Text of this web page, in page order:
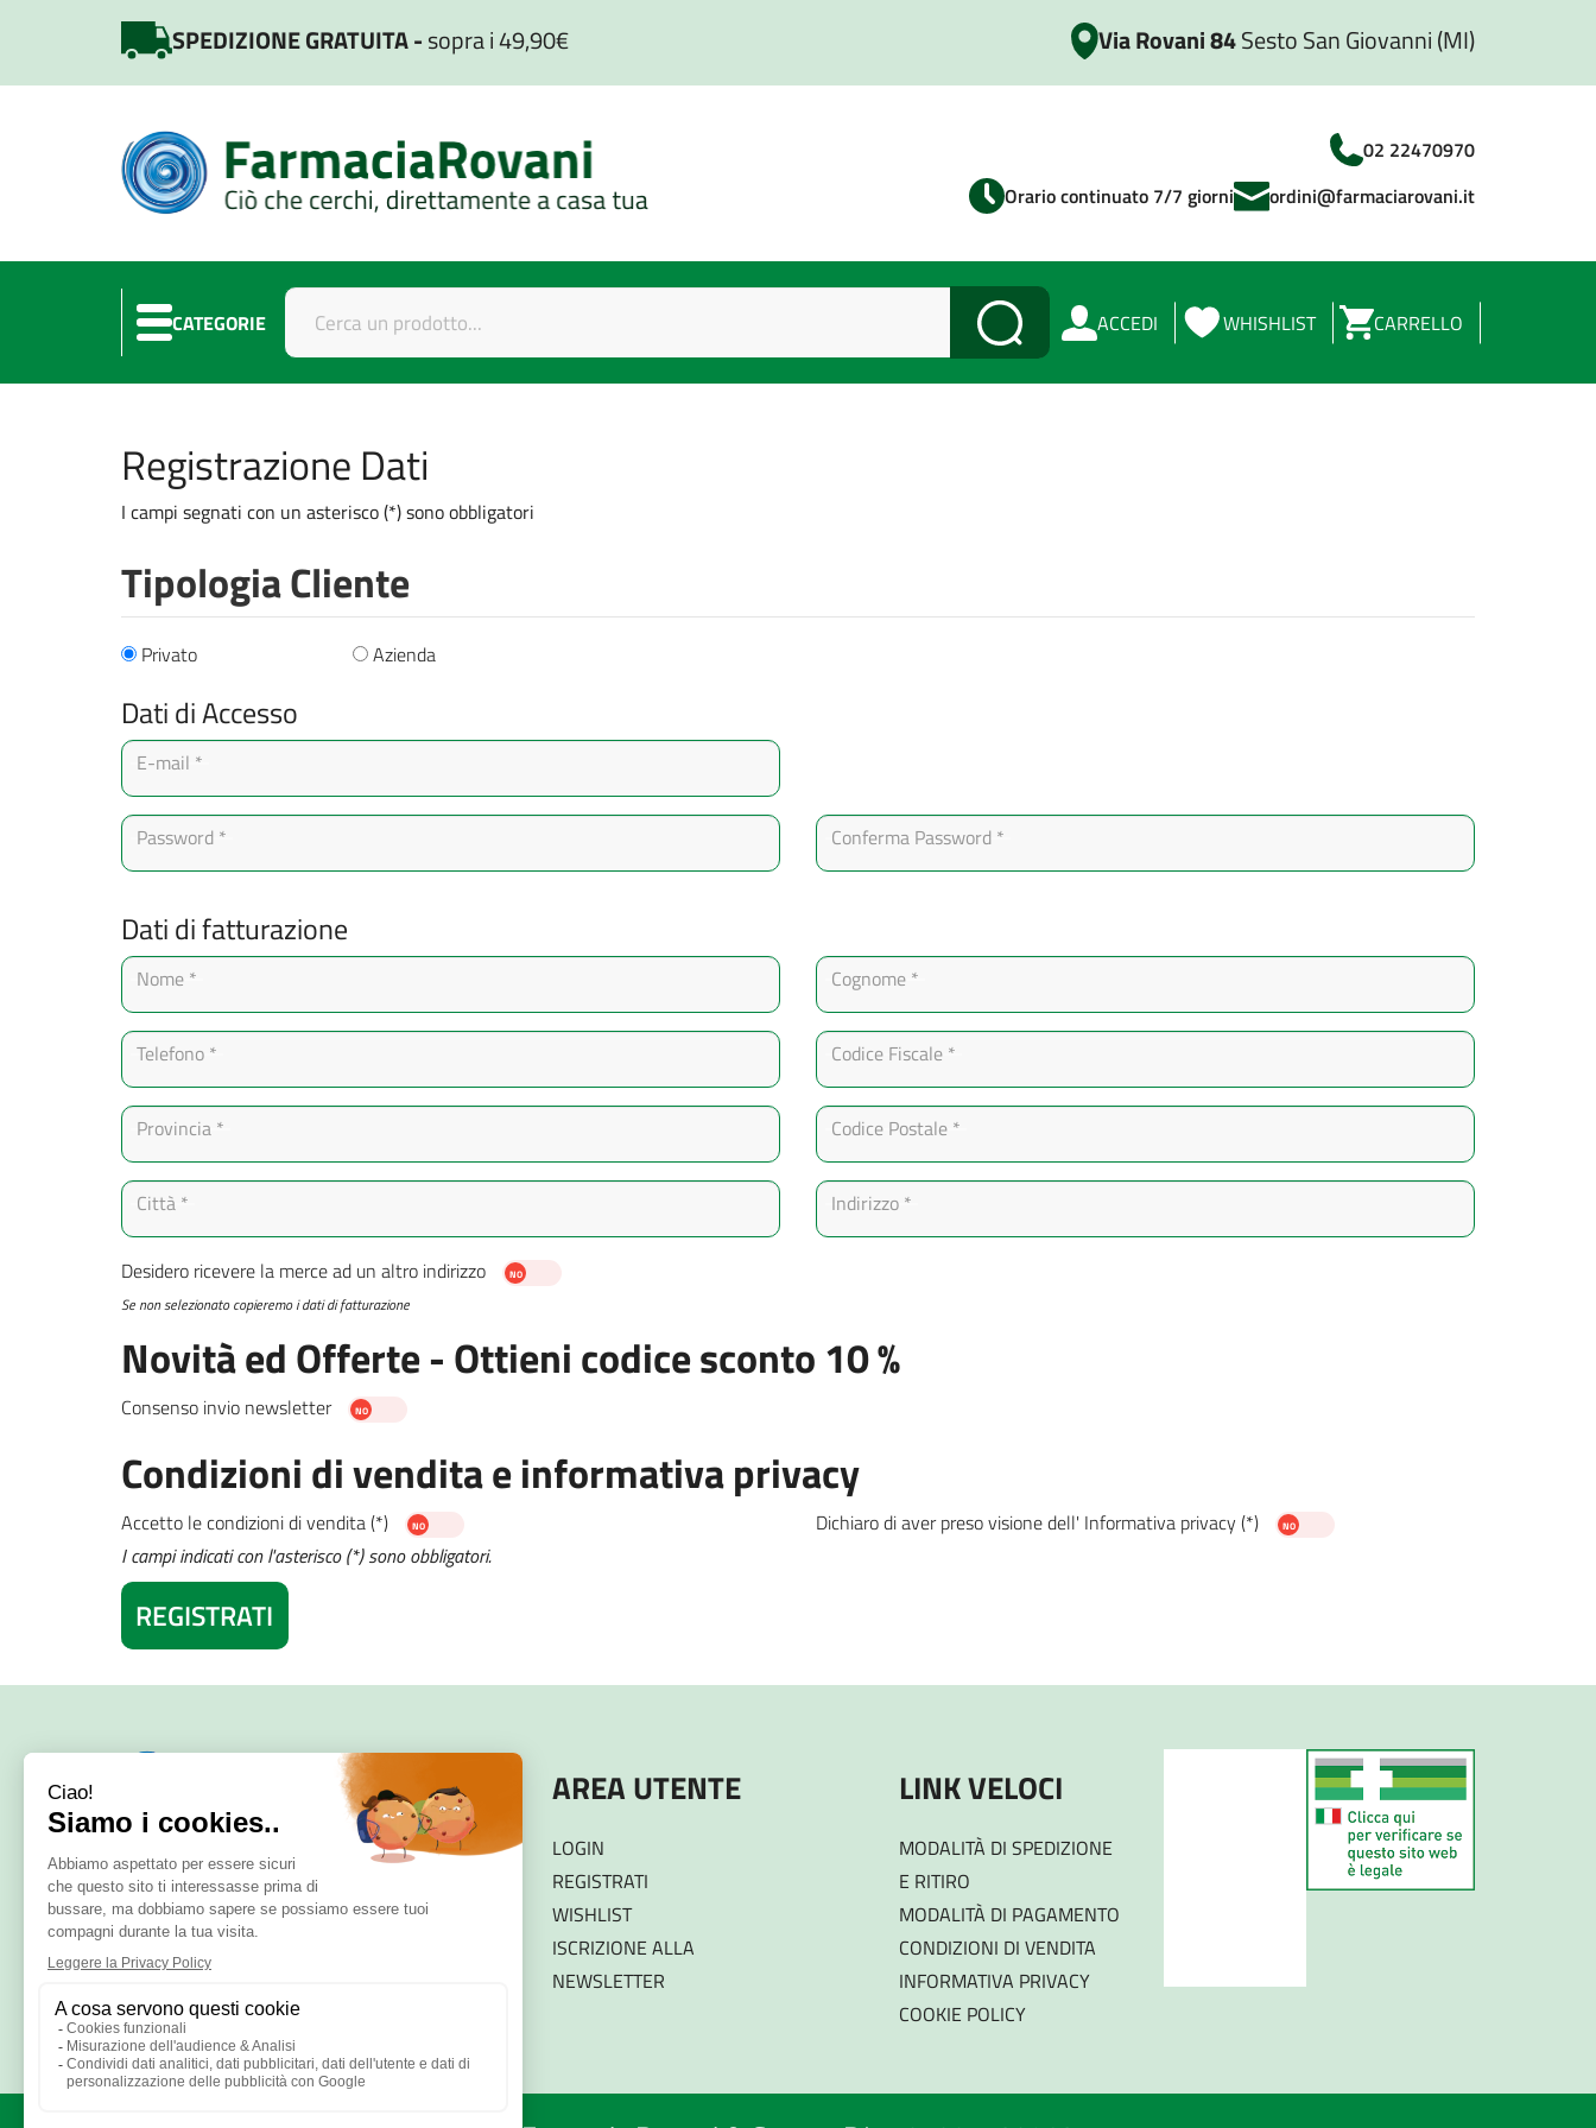
SPEDIZIONE GRATUITA sopra i 49,90€ Via Rovani 84Sesto San Giovanni (MI)
02 22470970
Orario continuato 7/7 giorni
ordini@farmaciarovani.it
CATEGORIE ACCEDI WHISHLIST CARRELLO
Cerca
Registrazione Dati
I campi segnati con un asterisco (*) sono obbligatori
Tipologia Cliente
Privato Azienda
Dati di Accesso
E-mail *
Password * Conferma Password *
Dati di fatturazione
Nome * Cognome *
Telefono * Codice Fiscale *
Provincia * Codice Postale *
Città * Indirizzo *
Desidero ricevere la merce ad un altro indirizzo
Se non selezionato copieremo i dati di fatturazione
Novità ed Offerte - Ottieni codice sconto 10 %
Consenso invio newsletter
Condizioni di vendita e informativa privacy
Accetto lecondizioni di vendita(*) Dichiaro di aver preso visione dell' Informativa privacy (*)
I campi indicati con l'asterisco (*) sono obbligatori.
SERVE AIUTO?
DICONO DI NOI
PATOLOGIE E RIMEDI
CONTATTI
AREA UTENTE
LOGIN
REGISTRATI
WISHLIST
ISCRIZIONE ALLA
NEWSLETTER
LINK VELOCI
MODALITÀ DI SPEDIZIONE
E RITIRO
MODALITÀ DI PAGAMENTO
CONDIZIONI DI VENDITA
INFORMATIVA PRIVACY
COOKIE POLICY